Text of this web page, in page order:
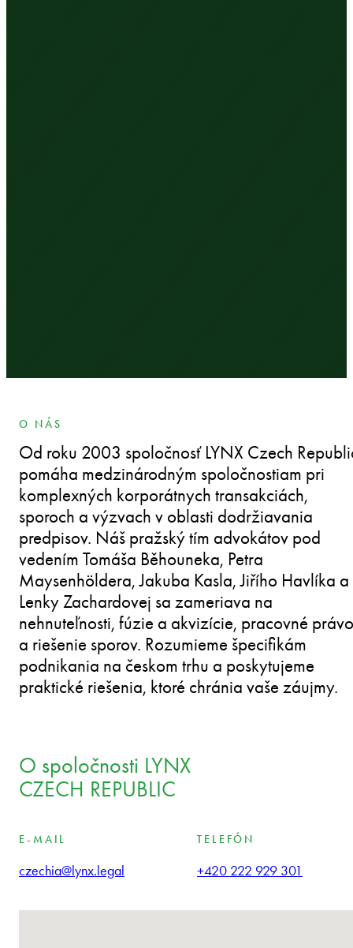
O NÁS
Od roku 2003 spoločnosť LYNX Czech
pomáha medzinárodným spoločnostiam pri
komplexných korporátnych transakciách,
sporoch a výzvach v oblasti dodržiavania
predpisov. Náš pražský tím advokátov pod
vedením Tomáša Běhouneka, Petra
Maysenhöldera, Jakuba Kasla, Jiřího Havlíka a
Lenky Zachardovej sa zameriava na
nehnuteľnosti, fúzie a akvizície, pracovné právo
a riešenie sporov. Rozumieme špecifikám
podnikania na českom trhu a poskytujeme
praktické riešenia, ktoré chránia vaše záujmy.
O spoločnosti LYNX
CZECH REPUBLIC
E-MAIL
czechia@lynx.legal
TELEFÓN
+420 222 929 301